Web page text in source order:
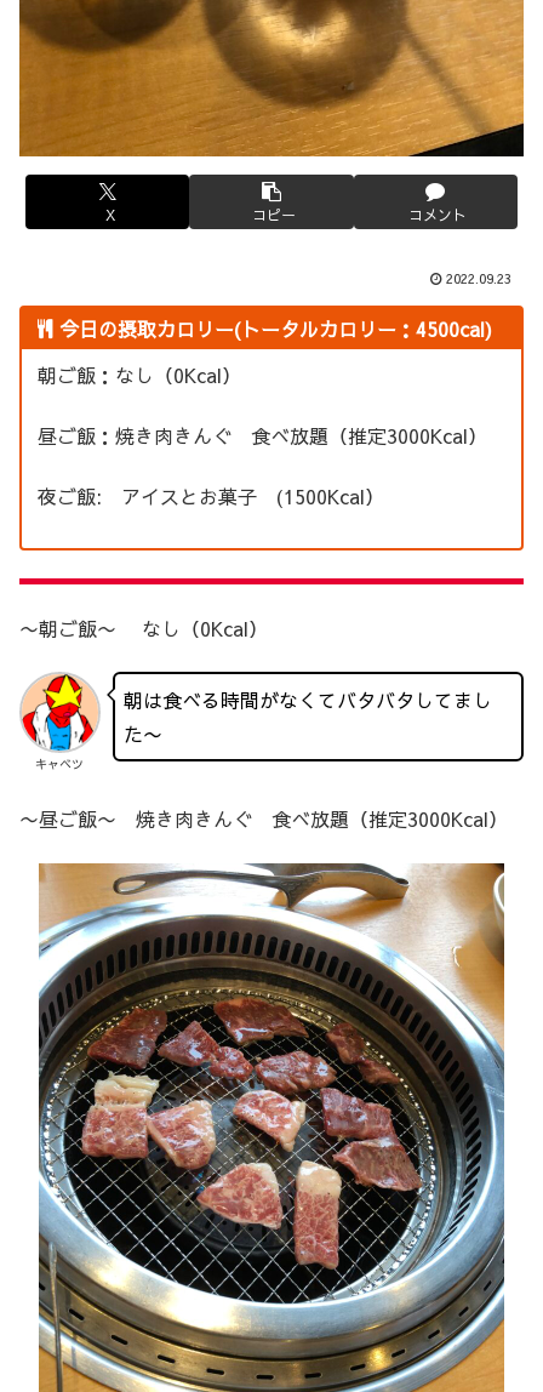
X コピー コメント
2022.09.23
今日の摂取カロリー(トータルカロリー：4500cal)
朝ご飯：なし（0Kcal）
昼ご飯：焼き肉きんぐ 食べ放題（推定3000Kcal）
夜ご飯: アイスとお菓子 (1500Kcal）
〜朝ご飯〜 なし（0Kcal）
キャベツ
朝は食べる時間がなくてバタバタしてまし
た〜
〜昼ご飯〜 焼き肉きんぐ 食べ放題（推定3000Kcal）